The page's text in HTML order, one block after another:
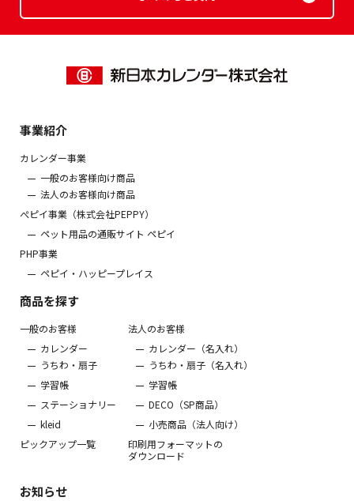
事業紹介
カレンダー事業
一般のお客様向け商品
法人のお客様向け商品
ぺピイ事業（株式会社PEPPY）
ペット用品の通販サイト ペピイ
PHP事業
ペピイ・ハッピープレイス
商品を探す
一般のお客様
カレンダー
うちわ・扇子
学習帳
ステーショナリー
kleid
ピックアップ一覧
法人のお客様
カレンダー（名入れ）
うちわ・扇子（名入れ）
学習帳
DECO（SP商品）
小売商品（法人向け）
印刷用フォーマットの
ダウンロード
お知らせ